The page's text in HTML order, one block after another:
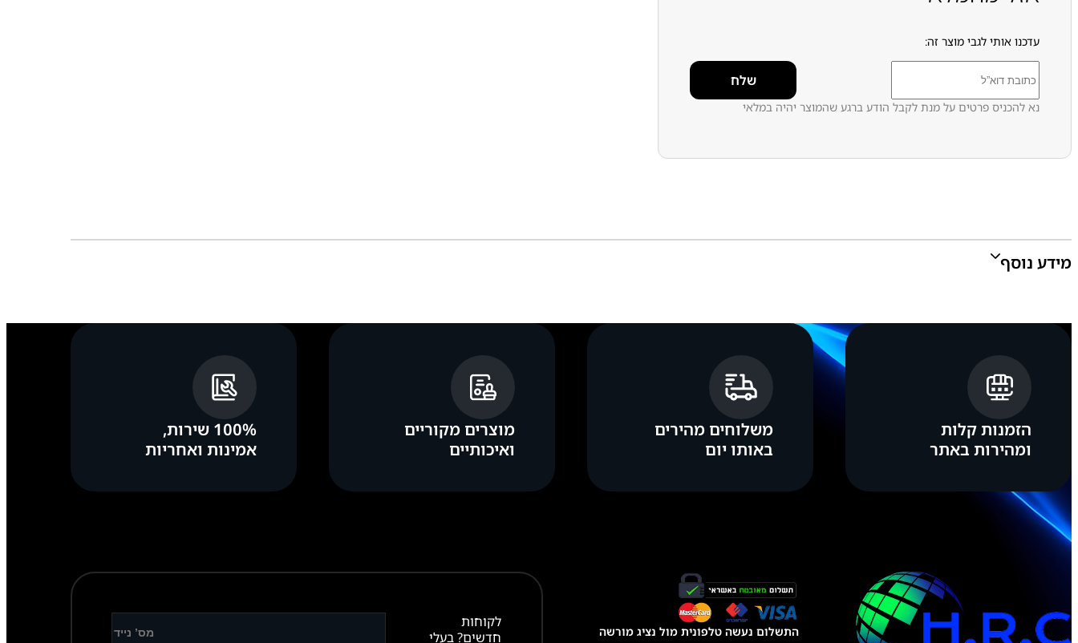
עדכנו אותי לגבי מוצר זה:
נא להכניס פרטים על מנת לקבל הודע ברגע שהמוצר יהיה במלאי
מידע נוסף
הזמנות קלות
ומהירות באתר
משלוחים מהירים
באותו יום
מוצרים מקוריים
ואיכותיים
100% שירות,
אמינות ואחריות
התשלום נעשה טלפונית מול נציג מורשה
לקוחות
חדשים? בעלי